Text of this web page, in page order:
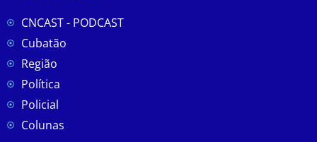
CNCAST - PODCAST
Cubatão
Região
Política
Policial
Colunas